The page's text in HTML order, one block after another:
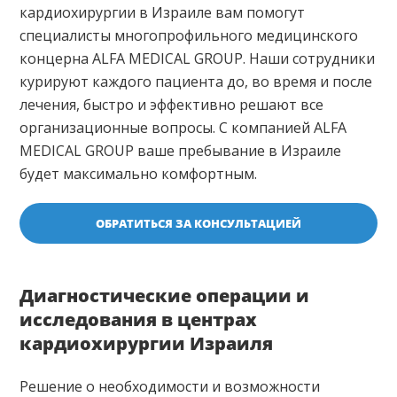
кардиохирургии в Израиле вам помогут
специалисты многопрофильного медицинского
концерна ALFA MEDICAL GROUP. Наши сотрудники
курируют каждого пациента до, во время и после
лечения, быстро и эффективно решают все
организационные вопросы. С компанией ALFA
MEDICAL GROUP ваше пребывание в Израиле
будет максимально комфортным.
ОБРАТИТЬСЯ ЗА КОНСУЛЬТАЦИЕЙ
Диагностические операции и
исследования в центрах
кардиохирургии Израиля
Решение о необходимости и возможности